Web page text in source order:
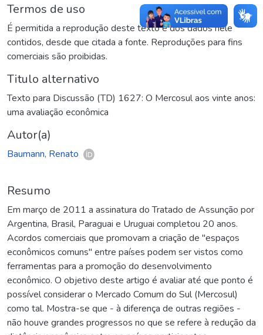
Termos de uso
É permitida a reprodução deste texto e dos dados nele
contidos, desde que citada a fonte. Reproduções para fins
comerciais são proibidas.
Titulo alternativo
Texto para Discussão (TD) 1627: O Mercosul aos vinte anos:
uma avaliação econômica
Autor(a)
Baumann, Renato
Resumo
Em março de 2011 a assinatura do Tratado de Assunção por
Argentina, Brasil, Paraguai e Uruguai completou 20 anos.
Acordos comerciais que promovam a criação de "espaços
econômicos comuns" entre países podem ser vistos como
ferramentas para a promoção do desenvolvimento
econômico. O objetivo deste artigo é avaliar até que ponto é
possível considerar o Mercado Comum do Sul (Mercosul)
como tal. Mostra-se que - à diferença de outras regiões -
não houve grandes progressos no que se refere à redução da